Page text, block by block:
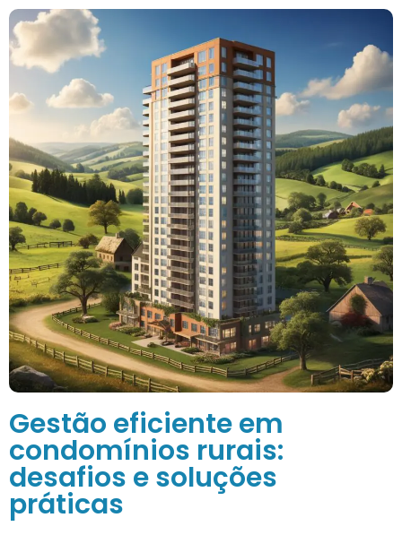
Gestão eficiente em
condomínios rurais:
desafios e soluções
práticas